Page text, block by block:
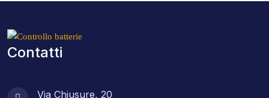
Contatti
Via Chiusure, 20